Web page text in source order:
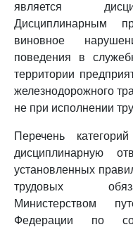
является
Дисциплинарным
виновное
поведения в
территории
железнодорожного
не при исполнении
Перечень
дисциплинарную
установленных
трудовых
Министерством
Федерации по